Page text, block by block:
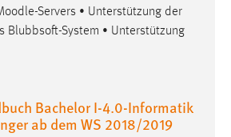
-Servers • Unterstützung der
Blubbsoft-System • Unterstützung
Bachelor I-4.0-Informatik
ab dem WS 2018/2019